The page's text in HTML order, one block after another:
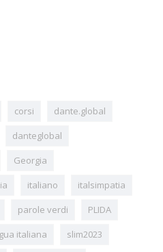
corsi
dante.global
danteglobal
Georgia
italiano
italsimpatia
parole verdi
PLIDA
italiana
slim2023